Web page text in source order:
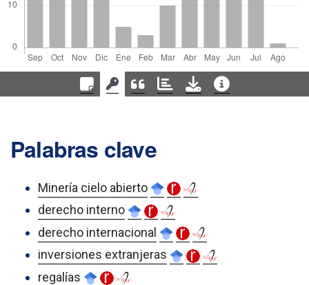
Palabras clave
Minería cielo abierto
derecho interno
derecho internacional
inversiones extranjeras
regalías